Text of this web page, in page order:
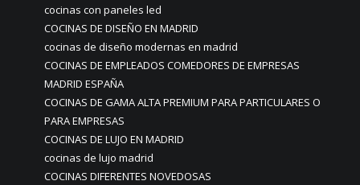
cocinas con paneles led
COCINAS DE DISEÑO EN MADRID
cocinas de diseño modernas en madrid
COCINAS DE EMPLEADOS COMEDORES DE EMPRESAS
MADRID ESPAÑA
COCINAS DE GAMA ALTA PREMIUM PARA PARTICULARES O
PARA EMPRESAS
COCINAS DE LUJO EN MADRID
cocinas de lujo madrid
COCINAS DIFERENTES NOVEDOSAS